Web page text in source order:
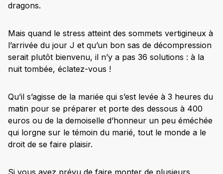
dragons.
Mais quand le stress atteint des sommets vertigineux à
l’arrivée du jour J et qu’un bon sas de décompression
serait plutôt bienvenu, il n’y a pas 36 solutions : à la
nuit tombée, éclatez-vous !
Qu’il s’agisse de la mariée qui s’est levée à 3 heures du
matin pour se préparer et porte des dessous à 400
euros ou de la demoiselle d’honneur un peu éméchée
qui lorgne sur le témoin du marié, tout le monde a le
droit de se faire plaisir.